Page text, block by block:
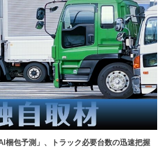
梱包予測」、トラック必要台数の迅速把握